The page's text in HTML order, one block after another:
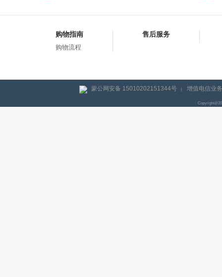
购物指南
购物流程
售后服务
蒙公网安备 15010202151344号 | 增值电信业